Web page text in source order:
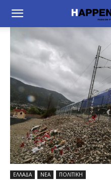
ΕΛΛΑΔΑ ΝΕΑ ΠΟΛΙΤΙΚΗ